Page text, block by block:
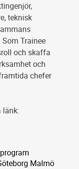
teknisk
Trainee
och skaffa
och
chefer
länk:
Malmö